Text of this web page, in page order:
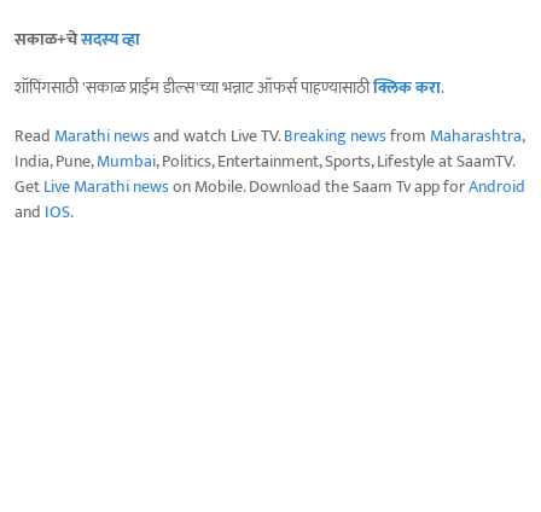
सकाळ+चेसदस्य व्हा
शॉपिंगसाठी 'सकाळ प्राईम डील्स'च्या भन्नाट ऑफर्स पाहण्यासाठीक्लिक करा.
Read Marathi newsand watch Live TV.Breaking newsfrom Maharashtra,
India, Pune,Mumbai, Politics, Entertainment, Sports, Lifestyle at SaamTV.
GetLive Marathi newson Mobile. Download the Saam Tv app forAndroid
and IOS.